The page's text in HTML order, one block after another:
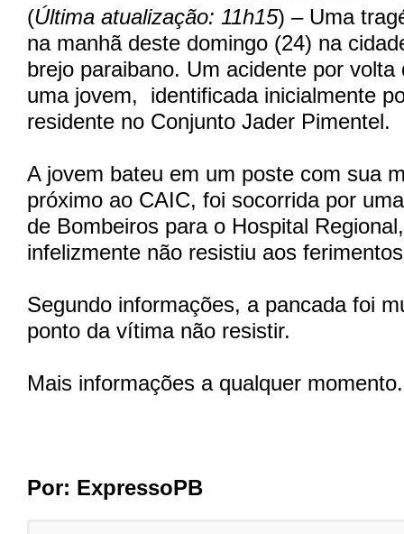
(Última atualização: 11h15) – Uma
na manhã deste domingo (24) na
brejo paraibano. Um acidente por volta
uma jovem, identificada inicialmente
residente no Conjunto Jader Pimentel.
A jovem bateu em um poste com sua
próximo ao CAIC, foi socorrida por
de Bombeiros para o Hospital
infelizmente não resistiu aos
Segundo informações, a pancada foi
ponto da vítima não resistir.
Mais informações a qualquer momento.
Por: ExpressoPB